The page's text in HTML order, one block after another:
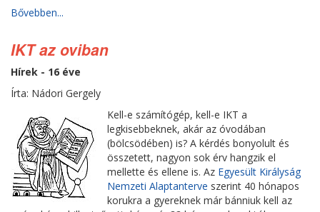
Bővebben...
IKT az oviban
Hírek - 16 éve
Írta: Nádori Gergely
Kell-e számítógép, kell-e IKT a
legkisebbeknek, akár az óvodában
(bölcsödében) is? A kérdés bonyolult és
összetett, nagyon sok érv hangzik el
mellette és ellene is. Az Egyesült Királyság
Nemzeti Alaptanterve szerint 40 hónapos
korukra a gyereknek már bánniuk kell az